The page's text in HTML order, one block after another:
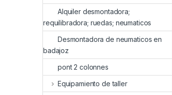
Alquiler desmontadora;
requilibradora; ruedas; neumaticos
Desmontadora de neumaticos en
badajoz
pont 2 colonnes
Equipamiento de taller